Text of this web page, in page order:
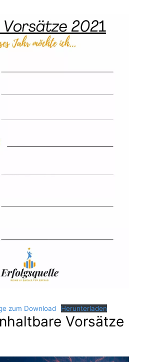
zum Download Herunterladen
Vorsätze